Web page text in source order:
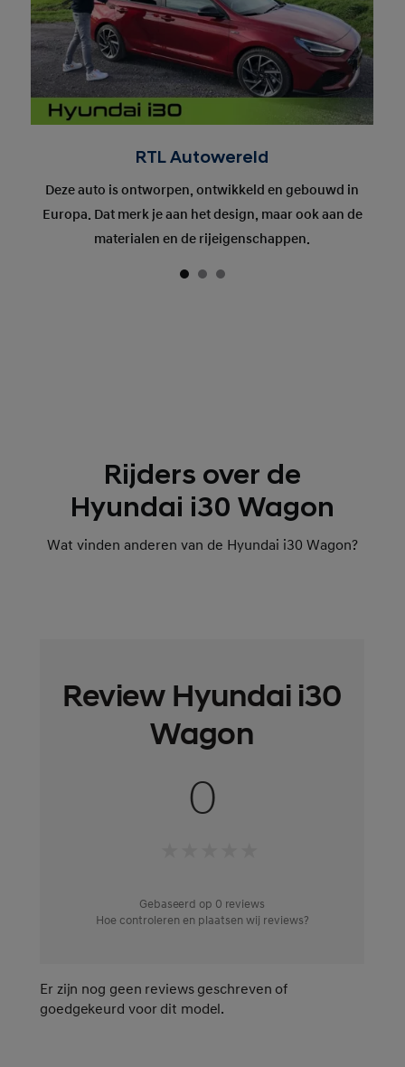
RTL Autowereld
Deze auto is ontworpen, ontwikkeld en gebouwd in
Europa. Dat merk je aan het design, maar ook aan de
materialen en de rijeigenschappen.
Rijders over de
Hyundai i30 Wagon
Wat vinden anderen van de Hyundai i30 Wagon?